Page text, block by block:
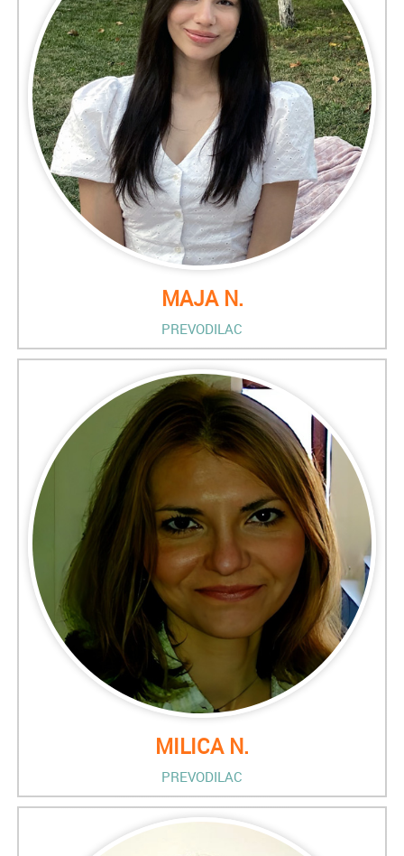
MAJA N.
PREVODILAC
MILICA N.
PREVODILAC